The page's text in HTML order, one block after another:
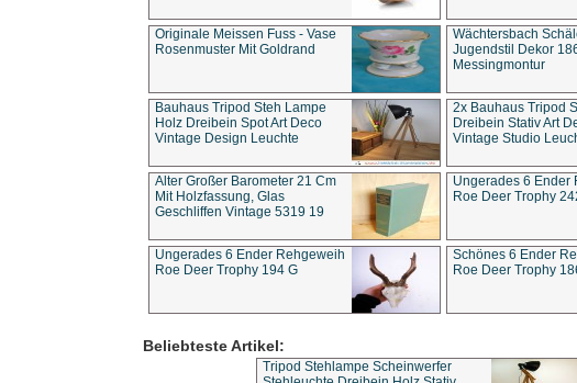
Originale Meissen Fuss - Vase
Rosenmuster Mit Goldrand
Wächtersbach
Jugendstil Dekor
Messingmontur
Bauhaus Tripod Steh Lampe
Holz Dreibein Spot Art Deco
Vintage Design Leuchte
2x Bauhaus Tripod
Dreibein Stativ Art
Vintage Studio
Alter Großer Barometer 21 Cm
Mit Holzfassung, Glas
Geschliffen Vintage 5319 19
Ungerades 6 Ender
Roe Deer Trophy
Ungerades 6 Ender Rehgeweih
Roe Deer Trophy 194 G
Schönes 6 Ender
Roe Deer Trophy
Beliebteste Artikel:
Tripod Stehlampe Scheinwerfer